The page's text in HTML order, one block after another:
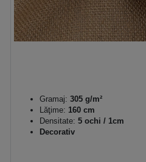
Gramaj: 305 g/m²
Lăţime: 160 cm
Densitate: 5 ochi / 1cm
Decorativ